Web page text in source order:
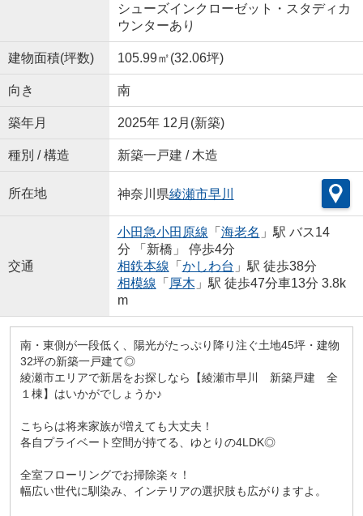
シューズインクローゼット・スタディカ
ウンターあり
建物面積(坪数) 105.99㎡(32.06坪)
向き 南
築年月 2025年 12月(新築)
種別 / 構造 新築一戸建 / 木造
所在地 神奈川県綾瀬市早川
交通
小田急小田原線 「 海老名 」駅 バス14
分 「新橋」 停歩4分
相鉄本線 「 かしわ台 」駅 徒歩38分
相模線 「 厚木 」駅 徒歩47分車13分 3.8k
m
南・東側が一段低く、陽光がたっぷり降り注ぐ土地45坪・建物
32坪の新築一戸建て◎
綾瀬市エリアで新居をお探しなら【綾瀬市早川 新築戸建 全
１棟】はいかがでしょうか♪
こちらは将来家族が増えても大丈夫！
各自プライベート空間が持てる、ゆとりの4LDK◎
全室フローリングでお掃除楽々！
幅広い世代に馴染み、インテリアの選択肢も広がりますよ。